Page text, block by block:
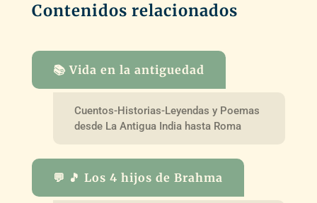
Contenidos relacionados
📚 Vida en la antiguedad
Cuentos-Historias-Leyendas y Poemas
desde La Antigua India hasta Roma
💬 🎵 Los 4 hijos de Brahma